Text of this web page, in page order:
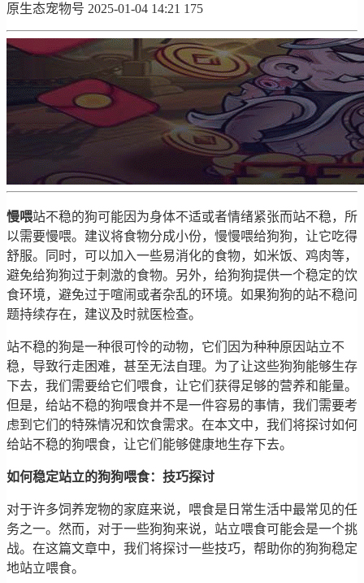
原生态宠物号 2025-01-04 14:21 175
慢喂站不稳的狗可能因为身体不适或者情绪紧张而站不稳，所
以需要慢喂。建议将食物分成小份，慢慢喂给狗狗，让它吃得
舒服。同时，可以加入一些易消化的食物，如米饭、鸡肉等，
避免给狗狗过于刺激的食物。另外，给狗狗提供一个稳定的饮
食环境，避免过于喧闹或者杂乱的环境。如果狗狗的站不稳问
题持续存在，建议及时就医检查。
站不稳的狗是一种很可怜的动物，它们因为种种原因站立不
稳，导致行走困难，甚至无法自理。为了让这些狗狗能够生存
下去，我们需要给它们喂食，让它们获得足够的营养和能量。
但是，给站不稳的狗喂食并不是一件容易的事情，我们需要考
虑到它们的特殊情况和饮食需求。在本文中，我们将探讨如何
给站不稳的狗喂食，让它们能够健康地生存下去。
如何稳定站立的狗狗喂食：技巧探讨
对于许多饲养宠物的家庭来说，喂食是日常生活中最常见的任
务之一。然而，对于一些狗狗来说，站立喂食可能会是一个挑
战。在这篇文章中，我们将探讨一些技巧，帮助你的狗狗稳定
地站立喂食。